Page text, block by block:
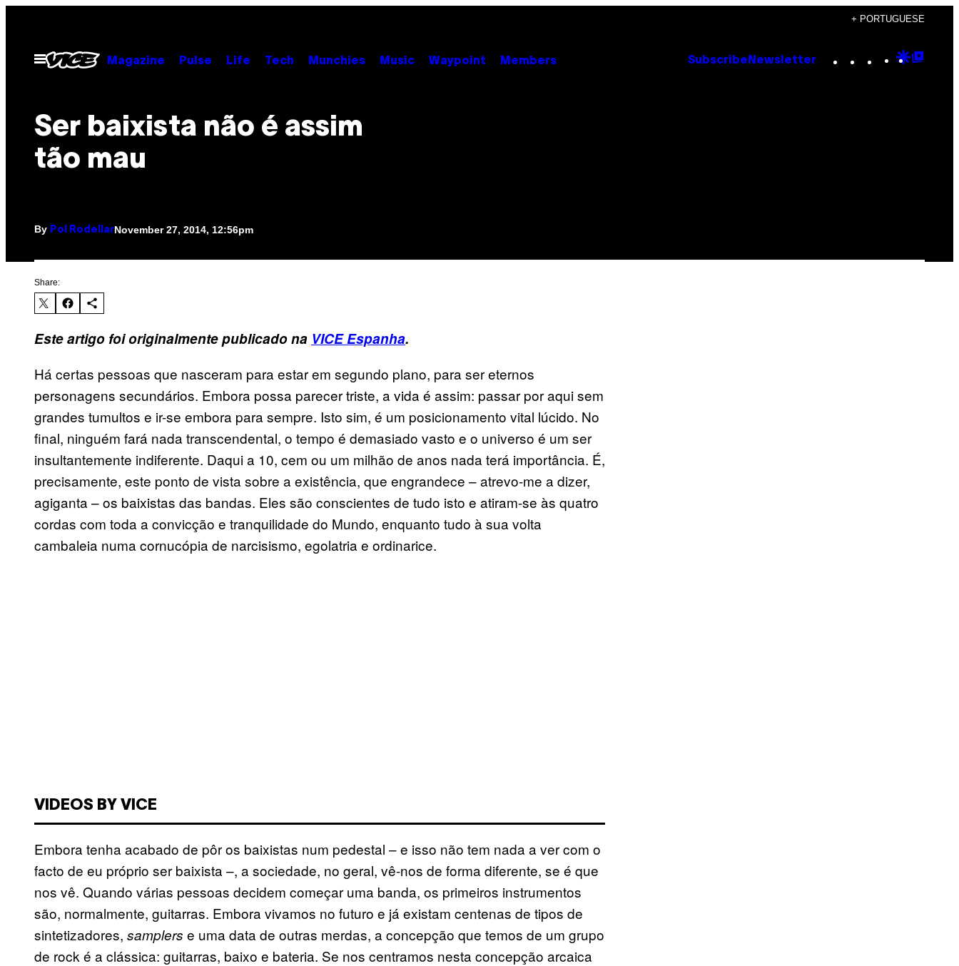
content
+ PORTUGUESE
Open
Menu
Magazine Pulse Life Tech Munchies Music Waypoint Members Subscribe Newsletter Instagram
TikTok
YouTube
Google
Ser baixista não é assim
tão mau
By Pol RodellarNovember 27, 2014, 12:56pm
Share:
Este artigo foi originalmente publicado na VICE Espanha.
Há certas pessoas que nasceram para estar em segundo plano, para ser eternos
personagens secundários. Embora possa parecer triste, a vida é assim: passar por aqui sem
grandes tumultos e ir-se embora para sempre. Isto sim, é um posicionamento vital lúcido. No
final, ninguém fará nada transcendental, o tempo é demasiado vasto e o universo é um ser
insultantemente indiferente. Daqui a 10, cem ou um milhão de anos nada terá importância. É,
precisamente, este ponto de vista sobre a existência, que engrandece – atrevo-me a dizer,
agiganta – os baixistas das bandas. Eles são conscientes de tudo isto e atiram-se às quatro
cordas com toda a convicção e tranquilidade do Mundo, enquanto tudo à sua volta
cambaleia numa cornucópia de narcisismo, egolatria e ordinarice.
VIDEOS BY VICE
Embora tenha acabado de pôr os baixistas num pedestal – e isso não tem nada a ver com o
facto de eu próprio ser baixista –, a sociedade, no geral, vê-nos de forma diferente, se é que
nos vê. Quando várias pessoas decidem começar uma banda, os primeiros instrumentos
são, normalmente, guitarras. Embora vivamos no futuro e já existam centenas de tipos de
sintetizadores, samplers e uma data de outras merdas, a concepção que temos de um grupo
de rock é a clássica: guitarras, baixo e bateria. Se nos centramos nesta concepção arcaica